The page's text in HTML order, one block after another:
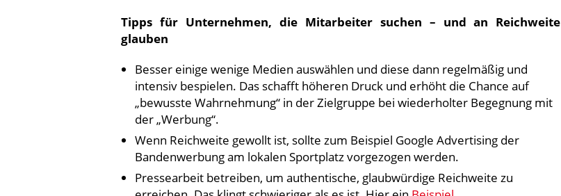
Tipps für Unternehmen, die Mitarbeiter suchen – und an Reichweite
glauben
Besser einige wenige Medien auswählen und diese dann regelmäßig und
intensiv bespielen. Das schafft höheren Druck und erhöht die Chance auf
„bewusste Wahrnehmung“ in der Zielgruppe bei wiederholter Begegnung mit
der „Werbung“.
Wenn Reichweite gewollt ist, sollte zum Beispiel Google Advertising der
Bandenwerbung am lokalen Sportplatz vorgezogen werden.
Pressearbeit betreiben, um authentische, glaubwürdige Reichweite zu